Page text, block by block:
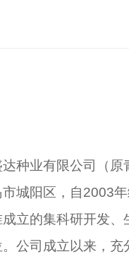
业有限公司（原
城阳区，自2003
成立的集科研开发
公司成立以来，充